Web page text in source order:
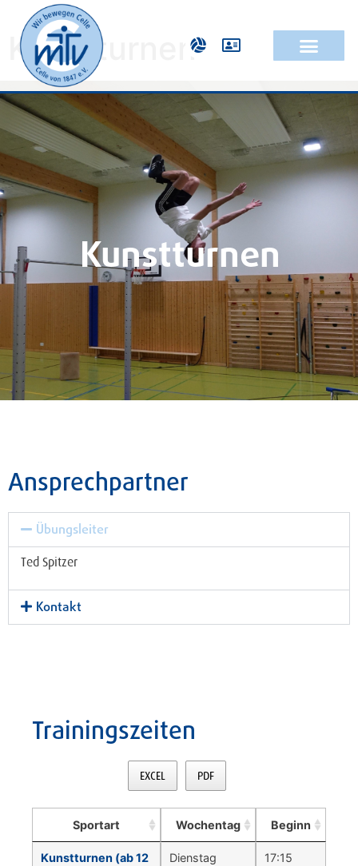
Kunstturnen
Kunstturnen
Ansprechpartner
Übungsleiter
Ted Spitzer
Kontakt
Trainingszeiten
EXCEL PDF
Sportart Wochentag Beginn
Kunstturnen (ab 12
Dienstag 17:15